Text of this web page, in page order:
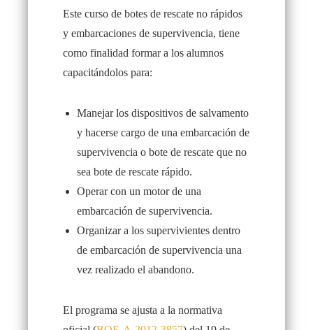
Este curso de botes de rescate no rápidos
y embarcaciones de supervivencia, tiene
como finalidad formar a los alumnos
capacitándolos para:
Manejar los dispositivos de salvamento
y hacerse cargo de una embarcación de
supervivencia o bote de rescate que no
sea bote de rescate rápido.
Operar con un motor de una
embarcación de supervivencia.
Organizar a los supervivientes dentro
de embarcación de supervivencia una
vez realizado el abandono.
El programa se ajusta a la normativa